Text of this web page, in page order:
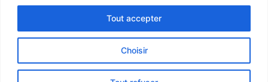
Choisir
Tout accepterActualités
Mentions légales
© 2026 Tout un fromage